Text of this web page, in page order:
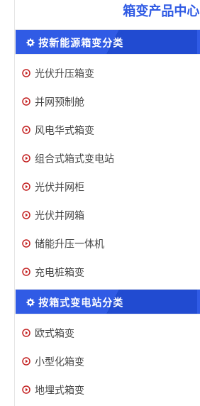
箱变产品中心
按新能源箱变分类
光伏升压箱变
并网预制舱
风电华式箱变
组合式箱式变电站
光伏并网柜
光伏并网箱
储能升压一体机
充电桩箱变
按箱式变电站分类
欧式箱变
小型化箱变
地埋式箱变